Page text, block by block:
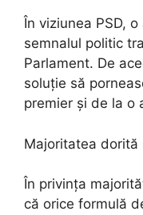
În viziunea PSD,
semnalul politic
Parlament. De
soluție să
premier și de la o
Majoritatea dorită
În privința
că orice formulă